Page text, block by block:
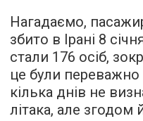
Нагадаємо,
збито в Ірані 8
стали 176 осіб,
це були переважно
кілька днів не
літака, але